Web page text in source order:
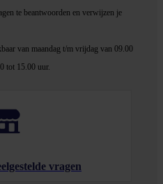
te beantwoorden en verwijzen je
van maandag t/m vrijdag van 09.00
tot 15.00 uur.
vragen